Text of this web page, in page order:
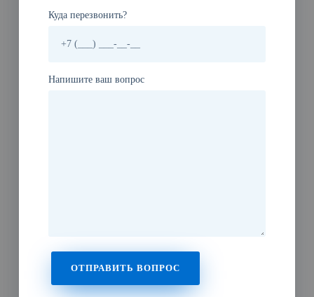
Куда перезвонить?
Напишите ваш вопрос